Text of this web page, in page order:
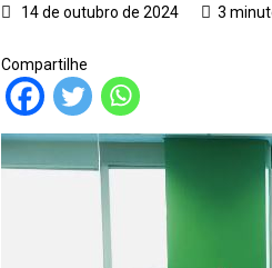
14 de outubro de 2024 3
Compartilhe